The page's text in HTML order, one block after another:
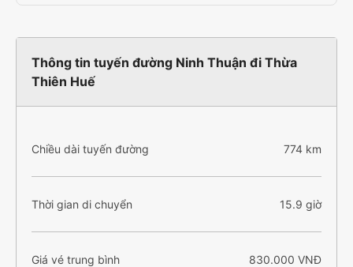
Thông tin tuyến đường Ninh Thuận đi Thừa
Thiên Huế
Chiều dài tuyến đường 774 km
Thời gian di chuyển 15.9 giờ
Giá vé trung bình 830.000 VNĐ